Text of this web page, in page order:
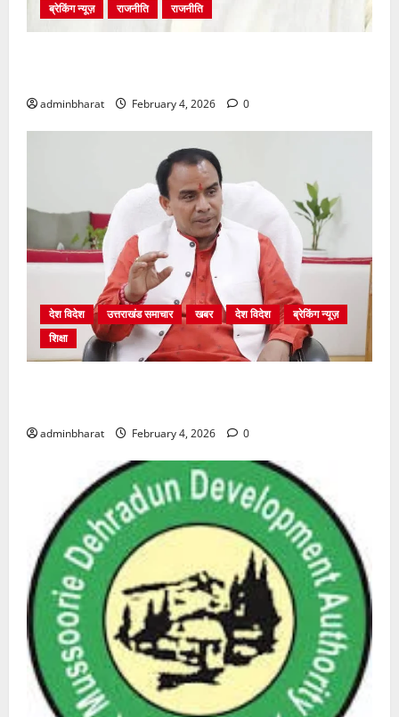
ब्रेकिंग न्यूज़
राजनीति राजनीति
adminbharat February 4, 2026 0
देश विदेश उत्तराखंड समाचार खबर देश विदेश
ब्रेकिंग न्यूज़
शिक्षा
adminbharat February 4, 2026 0